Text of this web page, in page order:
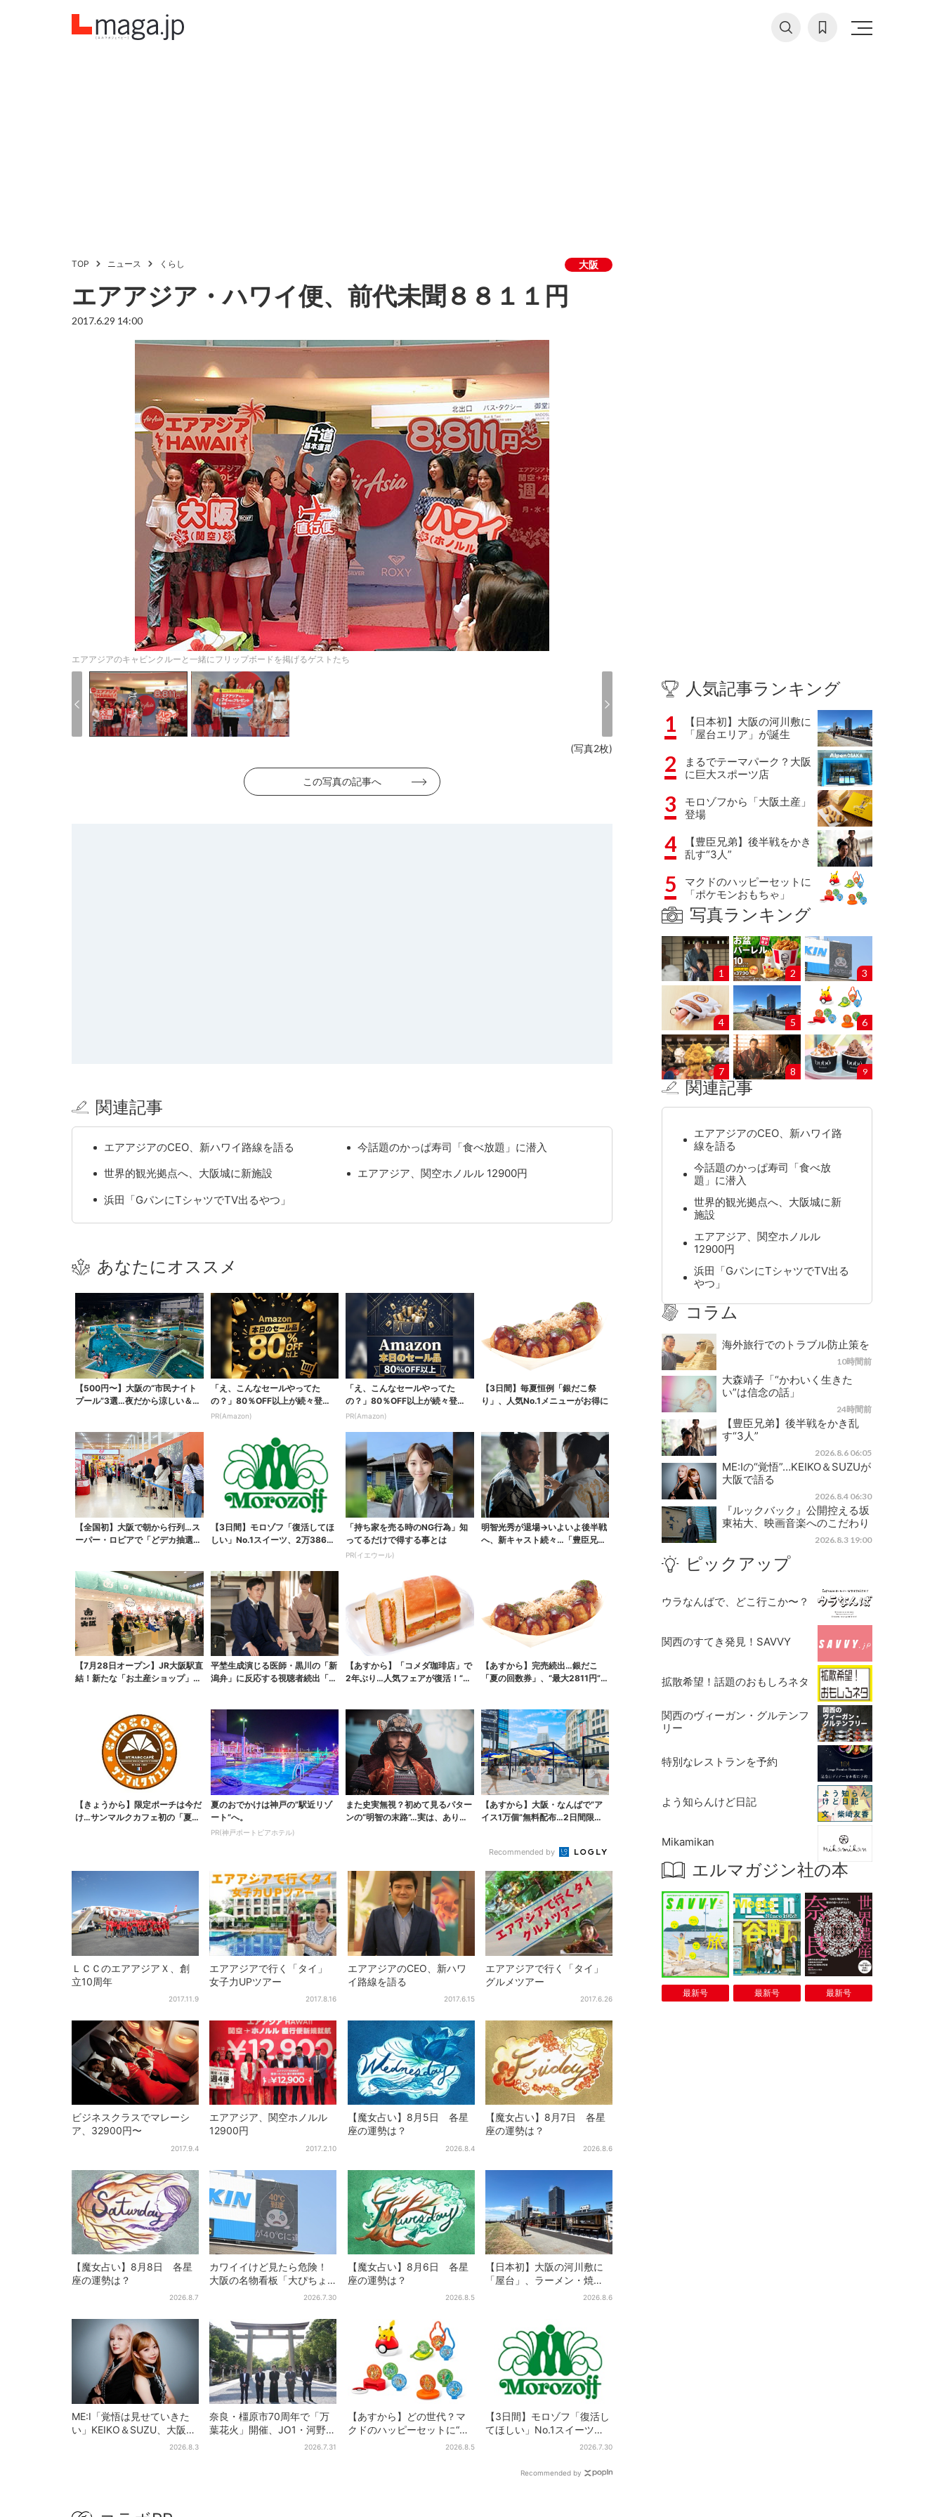
TOP ニュース くらし 大阪
エアアジア・ハワイ便、前代未聞８８１１円
2017.6.29 14:00
エアアジアのキャビンクルーと一緒にフリップボードを掲げるゲストたち
(写真2枚)
この写真の記事へ
関連記事
エアアジアのCEO、新ハワイ路線を語る
今話題のかっぱ寿司「食べ放題」に潜入
世界的観光拠点へ、大阪城に新施設
エアアジア、関空ホノルル 12900円
浜田「GパンにTシャツでTV出るやつ」
あなたにオススメ
【500円〜】大阪の“市民ナイト
プール”3選…夜だから涼しい＆コ
「え、こんなセールやってた
の？」80％OFF以上が続々登
場！Amazonの本気が...
PR(Amazon)
「え、こんなセールやってた
の？」80％OFF以上が続々登
場！Amazonの本気が...
PR(Amazon)
【3日間】毎夏恒例「銀だこ祭
り」、人気No.1メニューがお得に
【全国初】大阪で朝から行列…ス
ーパー・ロピアで「どデカ抽選
【3日間】モロゾフ「復活してほ
しい」No.1スイーツ、2万3865
「持ち家を売る時のNG行為」知
ってるだけで得する事とは
PR(イエウール)
明智光秀が退場→いよいよ後半戦
へ、新キャスト続々…「豊臣兄
【7月28日オープン】JR大阪駅直
結！新たな「お土産ショップ」、
平埜生成演じる医師・黒川の「新
潟弁」に反応する視聴者続出「グ
【あすから】「コメダ珈琲店」で
2年ぶり…人気フェアが復活！“ハ
【あすから】完売続出…銀だこ
「夏の回数券」、“最大2811円”お
【きょうから】限定ポーチは今だ
け…サンマルクカフェ初の「夏福
夏のおでかけは神戸の”駅近リゾ
ート”へ。
PR(神戸ポートピアホテル)
また史実無視？初めて見るパター
ンの“明智の末路”…実は、ありえ
【あすから】大阪・なんばで“ア
イス1万個”無料配布…2日間限定
Recommended by
ＬＣＣのエアアジアＸ、創
立10周年
2017.11.9
エアアジアで行く「タイ」
女子力UPツアー
2017.8.16
エアアジアのCEO、新ハワ
イ路線を語る
2017.6.15
エアアジアで行く「タイ」
グルメツアー
2017.6.26
ビジネスクラスでマレーシ
ア、32900円〜
2017.9.4
エアアジア、関空ホノルル
12900円
2017.2.10
【魔女占い】8月5日 各星
座の運勢は？
2026.8.4
【魔女占い】8月7日 各星
座の運勢は？
2026.8.6
【魔女占い】8月8日 各星
座の運勢は？
2026.8.7
カワイイけど見たら危険！
大阪の名物看板「大ぴちょ
んくん」に異変、青→真っ
2026.7.30
【魔女占い】8月6日 各星
座の運勢は？
2026.8.5
【日本初】大阪の河川敷に
「屋台」、ラーメン・焼
肉・しゃぶしゃぶ・カフェ
2026.8.6
ME:I「覚悟は見せていきた
い」KEIKO＆SUZU、大阪で
語る…“日プ女子”からの3年
2026.8.3
奈良・橿原市70周年で「万
葉花火」開催、JO1・河野純
喜がアンバサダーに…グルー
2026.7.31
【あすから】どの世代？マ
クドのハッピーセットに“ポ
ケモンおもちゃ”、歴代30匹
2026.8.5
【3日間】モロゾフ「復活し
てほしい」No.1スイーツ、2
万3865票から選ばれた名作
2026.7.30
Recommended by
人気記事ランキング
1
【日本初】大阪の河川敷に
「屋台エリア」が誕生
2
まるでテーマパーク？大阪
に巨大スポーツ店
3
モロゾフから「大阪土産」
登場
4
【豊臣兄弟】後半戦をかき
乱す“3人”
5
マクドのハッピーセットに
「ポケモンおもちゃ」
写真ランキング
1 2 3
4 5 6
7 8 9
関連記事
エアアジアのCEO、新ハワイ路
線を語る
今話題のかっぱ寿司「食べ放
題」に潜入
世界的観光拠点へ、大阪城に新
施設
エアアジア、関空ホノルル
12900円
浜田「GパンにTシャツでTV出る
やつ」
コラム
海外旅行でのトラブル防止策を
10時間前
大森靖子「“かわいく生きた
い”は信念の話」
24時間前
【豊臣兄弟】後半戦をかき乱
す“3人”
2026.8.6 06:05
ME:Iの“覚悟”…KEIKO＆SUZUが
大阪で語る
2026.8.4 06:30
『ルックバック』公開控える坂
東祐大、映画音楽へのこだわり
2026.8.3 19:00
ピックアップ
ウラなんばで、どこ行こか〜？
関西のすてき発見！SAVVY
拡散希望！話題のおもしろネタ
関西のヴィーガン・グルテンフ
リー
特別なレストランを予約
よう知らんけど日記
Mikamikan
エルマガジン社の本
最新号 最新号 最新号